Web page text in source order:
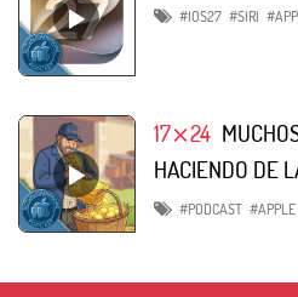
#IOS27 #SIRI
17⨯24
HACIENDO DE
#PODCAST #APPLE